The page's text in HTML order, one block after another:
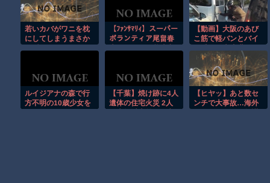
若いカバがワニを枕
にしてしまうまさか
【ﾌｧﾝｻﾏﾘｨ】スーパー
ボランティア尾畠春
く」「対価・飲食は
一切頂かない」
【動画】大阪のあび
こ筋で軽バンとバイ
ｗｗ
ルイジアナの森で行
方不明の10歳少女を
【千葉】焼け跡に4人
遺体の住宅火災 2人
【ヒヤッ】あと数セ
ンチで大事故…海外